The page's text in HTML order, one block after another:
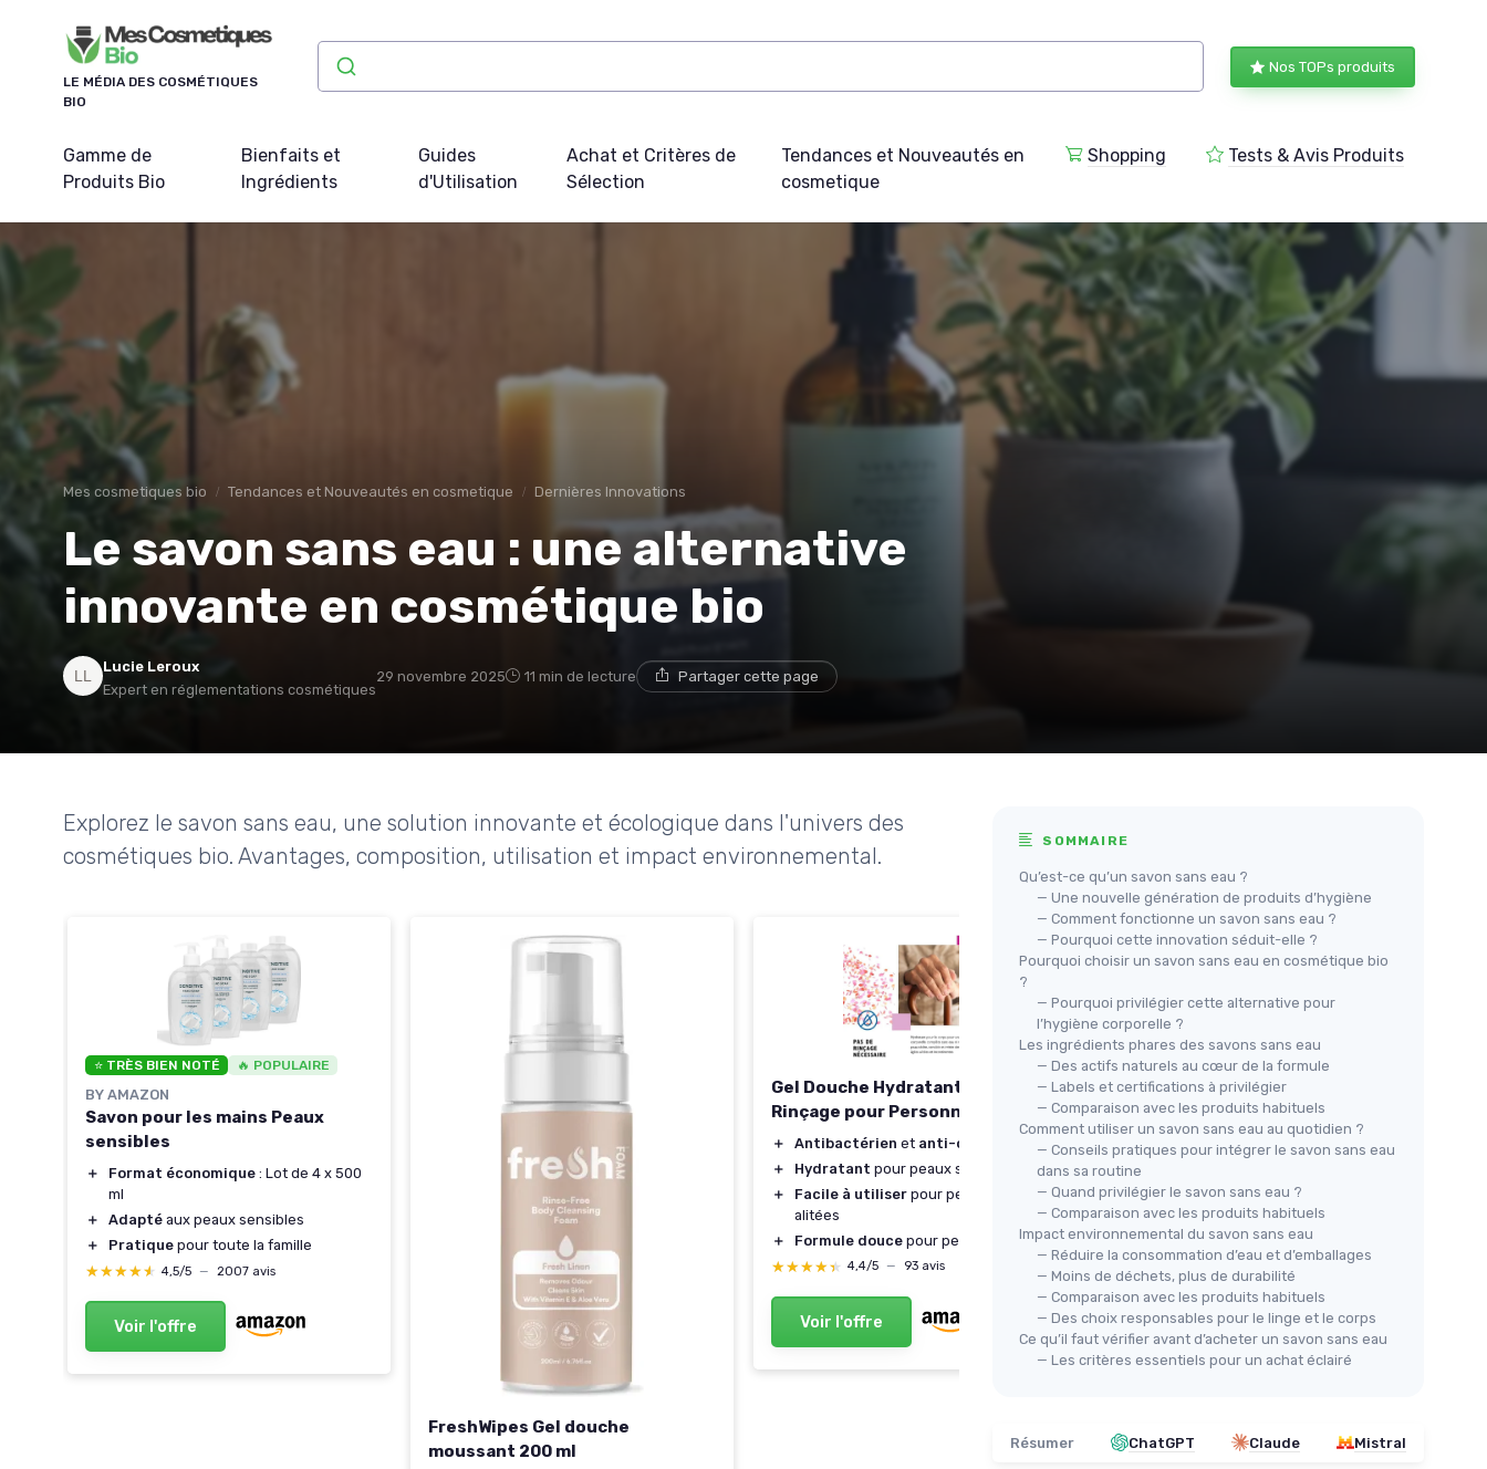
LE MÉDIA DES COSMÉTIQUES
BIO
Nos TOPs produits
Gamme de
Produits Bio
Bienfaits et
Ingrédients
Guides
d'Utilisation
Achat et Critères de
Sélection
Tendances et Nouveautés en
cosmetique
Shopping Tests & Avis Produits
Mes cosmetiques bio Tendances et Nouveautés en cosmetique Dernières Innovations
Le savon sans eau : une alternative
innovante en cosmétique bio
Lucie Leroux
Expert en réglementations cosmétiques
29 novembre 2025 11 min de lecture Partager cette page
Explorez le savon sans eau, une solution innovante et écologique dans l'univers des
cosmétiques bio. Avantages, composition, utilisation et impact environnemental.
⭐ TRÈS BIEN NOTÉ 🔥 POPULAIRE
BY AMAZON
Savon pour les mains Peaux
sensibles
＋ Format économique : Lot de 4 x 500
ml
＋
Adapté aux peaux sensibles
＋
Pratique pour toute la famille
★★★★★
★★★★★ 4,5/5 — 2007 avis
Voir l'offre
FreshWipes Gel douche
moussant 200 ml
Gel Douche Hydratant sans
Rinçage pour Personnes Agées
＋ Antibactérien et anti-odeur
＋
Hydratant pour peaux sèches
＋
Facile à utiliser pour personnes
alitées
＋
Formule douce pour peaux sensibles
★★★★★
★★★★★ 4,4/5 — 93 avis
Voir l'offre
MEDCOSA
Mousse nettoyante corps sans
rinçage - Lot de 3
＋ Pratique
＋
Idéal pour les personnes âgées
＋ Purifiant et nettoyant
＋ Facileà appliquer
★★★★★
★★★★★ 4,3/5 — 749 avis
Voir l'offre
SOMMAIRE
Qu’est-ce qu’un savon sans eau ?
— Une nouvelle génération de produits d’hygiène
— Comment fonctionne un savon sans eau ?
— Pourquoi cette innovation séduit-elle ?
Pourquoi choisir un savon sans eau en cosmétique bio
?
— Pourquoi privilégier cette alternative pour
l’hygiène corporelle ?
Les ingrédients phares des savons sans eau
— Des actifs naturels au cœur de la formule
— Labels et certifications à privilégier
— Comparaison avec les produits habituels
Comment utiliser un savon sans eau au quotidien ?
— Conseils pratiques pour intégrer le savon sans eau
dans sa routine
— Quand privilégier le savon sans eau ?
— Comparaison avec les produits habituels
Impact environnemental du savon sans eau
— Réduire la consommation d’eau et d’emballages
— Moins de déchets, plus de durabilité
— Comparaison avec les produits habituels
— Des choix responsables pour le linge et le corps
Ce qu’il faut vérifier avant d’acheter un savon sans eau
— Les critères essentiels pour un achat éclairé
Résumer ChatGPT Claude Mistral